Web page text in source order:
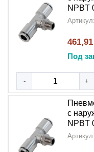
NPBT
Под
- +
с
NPBT